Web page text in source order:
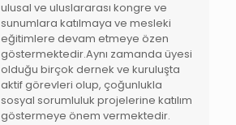
ulusal ve uluslararası kongre ve
sunumlara katılmaya ve mesleki
eğitimlere devam etmeye özen
göstermektedir.Aynı zamanda üyesi
olduğu birçok dernek ve kuruluşta
aktif görevleri olup, çoğunlukla
sosyal sorumluluk projelerine katılım
göstermeye önem vermektedir.